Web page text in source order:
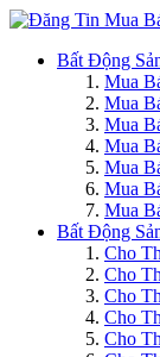
Bất Động
Mua
Mua
Mua
Mua
Mua
Mua
Mua
Bất Động
Cho
Cho
Cho
Cho
Cho